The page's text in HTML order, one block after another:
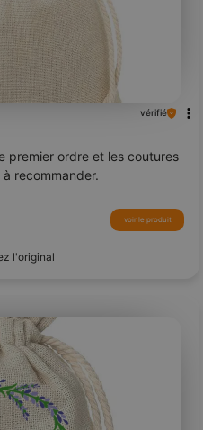
l'original
vérifié
premier ordre et les coutures
recommander.
voir le produit